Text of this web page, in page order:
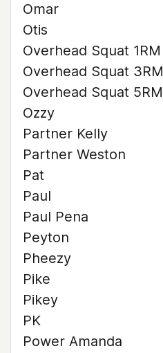
Omar
Otis
Overhead Squat 1RM
Overhead Squat 3RM
Overhead Squat 5RM
Ozzy
Partner Kelly
Partner Weston
Pat
Paul
Paul Pena
Peyton
Pheezy
Pike
Pikey
PK
Power Amanda